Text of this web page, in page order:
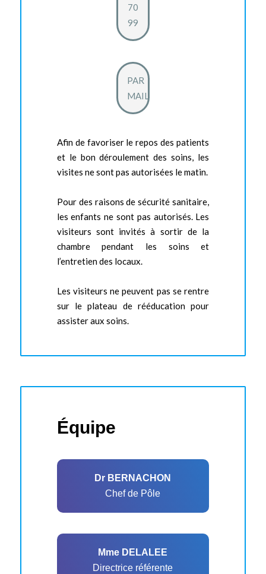
70
99
PAR
MAIL
Afin de favoriser le repos des patients
et le bon déroulement des soins, les
visites ne sont pas autorisées le matin.
Pour des raisons de sécurité sanitaire,
les enfants ne sont pas autorisés. Les
visiteurs sont invités à sortir de la
chambre pendant les soins et
l’entretien des locaux.
Les visiteurs ne peuvent pas se rentre
sur le plateau de rééducation pour
assister aux soins.
Équipe
Dr BERNACHON
Chef de Pôle
Mme DELALEE
Directrice référente